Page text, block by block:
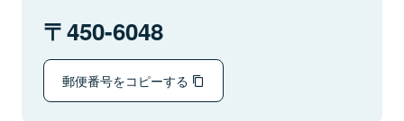
450-6048
郵便番号をコピーする